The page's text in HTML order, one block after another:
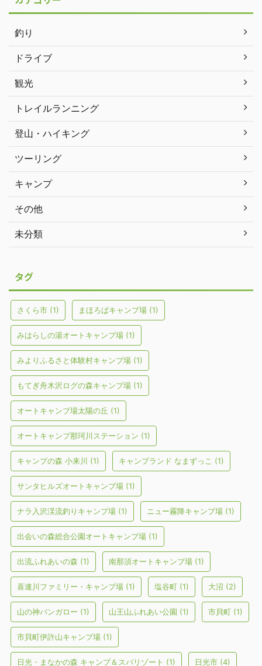
釣り
ドライブ
観光
トレイルランニング
登山・ハイキング
ツーリング
キャンプ
その他
未分類
タグ
さくら市 (1) まほろばキャンプ場 (1)
みはらしの湯オートキャンプ場 (1)
みよりふるさと体験村キャンプ場 (1)
もてぎ舟木沢ログの森キャンプ場 (1)
オートキャンプ場太陽の丘 (1)
オートキャンプ那珂川ステーション (1)
キャンプの森 小来川 (1) キャンプランド なまずっこ (1)
サンタヒルズオートキャンプ場 (1)
ナラ入沢渓流釣りキャンプ場 (1) ニュー霧降キャンプ場 (1)
出会いの森総合公園オートキャンプ場 (1)
出流ふれあいの森 (1) 南那須オートキャンプ場 (1)
喜連川ファミリー・キャンプ場 (1) 塩谷町 (1) 大沼 (2)
山の神バンガロー (1) 山王山ふれあい公園 (1) 市貝町 (1)
市貝町伊許山キャンプ場 (1)
日光・まなかの森 キャンプ＆スパリゾート (1) 日光市 (4)